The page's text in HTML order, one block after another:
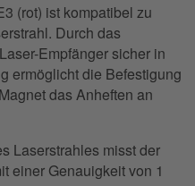
(rot) ist kompatibel zu
Durch das
Empfänger sicher in
ermöglicht die Befestigung
das Anheften an
Laserstrahles misst der
einer Genauigkeit von 1